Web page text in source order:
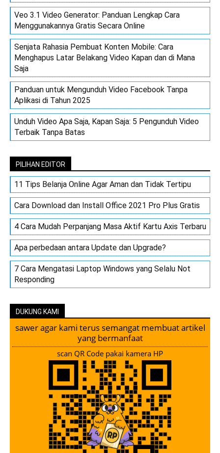
Veo 3.1 Video Generator: Panduan Lengkap Cara
Menggunakannya Gratis Secara Online
Senjata Rahasia Pembuat Konten Mobile: Cara
Menghapus Latar Belakang Video Kapan dan di Mana
Saja
Panduan untuk Mengunduh Video Facebook Tanpa
Aplikasi di Tahun 2025
Unduh Video Apa Saja, Kapan Saja: 5 Pengunduh Video
Terbaik Tanpa Batas
PILIHAN EDITOR
11 Tips Belanja Online Agar Aman dan Tidak Tertipu
Cara Download dan Install Office 2021 Pro Plus Gratis
4 Cara Mudah Perpanjang Masa Aktif Kartu Axis Terbaru
Apa perbedaan antara Update dan Upgrade?
7 Cara Mengatasi Laptop Windows yang Selalu Not
Responding
DUKUNG KAMI
sawer agar kami terus semangat membuat artikel
yang bermanfaat
scan QR Code pakai kamera HP